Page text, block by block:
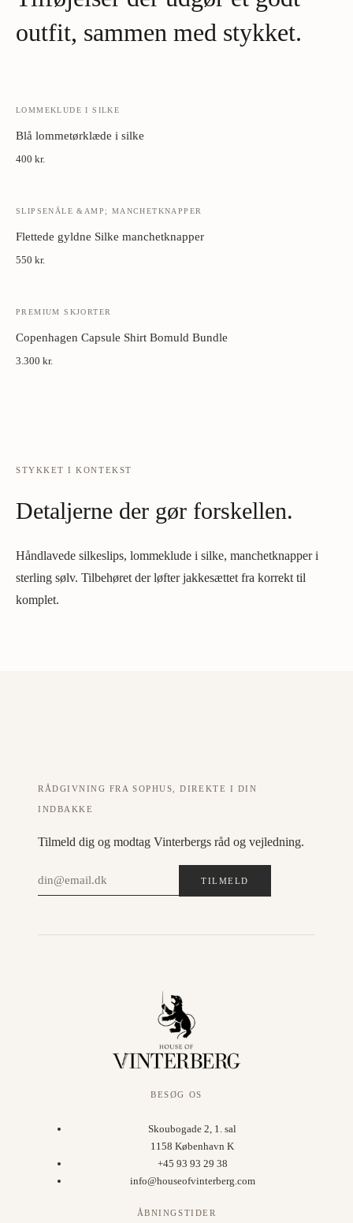
outfit, sammen med stykket.
LOMMEKLUDE I SILKE
Blå lommetørklæde i silke
400 kr.
SLIPSENÅLE &AMP; MANCHETKNAPPER
Flettede gyldne Silke manchetknapper
550 kr.
PREMIUM SKJORTER
Copenhagen Capsule Shirt Bomuld Bundle
3.300 kr.
STYKKET I KONTEKST
Detaljerne der gør forskellen.
Håndlavede silkeslips, lommeklude i silke, manchetknapper i
sterling sølv. Tilbehøret der løfter jakkesættet fra korrekt til
komplet.
RÅDGIVNING FRA SOPHUS, DIREKTE I DIN
INDBAKKE
Tilmeld dig og modtag Vinterbergs råd og vejledning.
TILMELD
BESØG OS
Skoubogade 2, 1. sal
1158 København K
+45 93 93 29 38
info@houseofvinterberg.com
ÅBNINGSTIDER